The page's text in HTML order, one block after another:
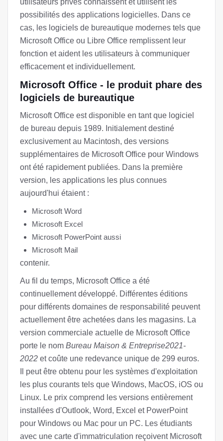
utilisateurs privés connaissent et utilisent les
possibilités des applications logicielles. Dans ce
cas, les logiciels de bureautique modernes tels que
Microsoft Office ou Libre Office remplissent leur
fonction et aident les utilisateurs à communiquer
efficacement et individuellement.
Microsoft Office - le produit phare des
logiciels de bureautique
Microsoft Office est disponible en tant que logiciel
de bureau depuis 1989. Initialement destiné
exclusivement au Macintosh, des versions
supplémentaires de Microsoft Office pour Windows
ont été rapidement publiées. Dans la première
version, les applications les plus connues
aujourd'hui étaient :
Microsoft Word
Microsoft Excel
Microsoft PowerPoint aussi
Microsoft Mail
contenir.
Au fil du temps, Microsoft Office a été
continuellement développé. Différentes éditions
pour différents domaines de responsabilité peuvent
actuellement être achetées dans les magasins. La
version commerciale actuelle de Microsoft Office
porte le nom Bureau Maison & Entreprise2021-
2022 et coûte une redevance unique de 299 euros.
Il peut être obtenu pour les systèmes d'exploitation
les plus courants tels que Windows, MacOS, iOS ou
Linux. Le prix comprend les versions entièrement
installées d'Outlook, Word, Excel et PowerPoint
pour Windows ou Mac pour un PC. Les étudiants
avec une carte d'immatriculation reçoivent Microsoft